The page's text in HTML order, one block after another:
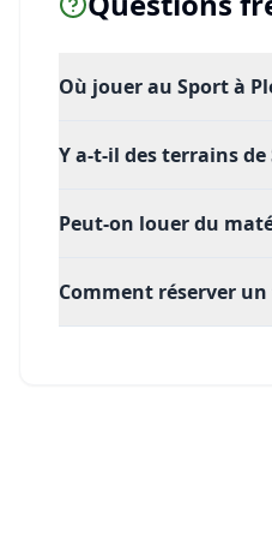
Où jouer au Sport à
Y a-t-il des terrains
Peut-on louer du
Comment réserver